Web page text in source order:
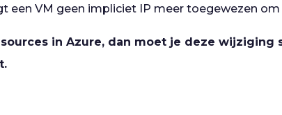
een VM geen impliciet IP meer toegewezen
in Azure, dan moet je deze wijziging